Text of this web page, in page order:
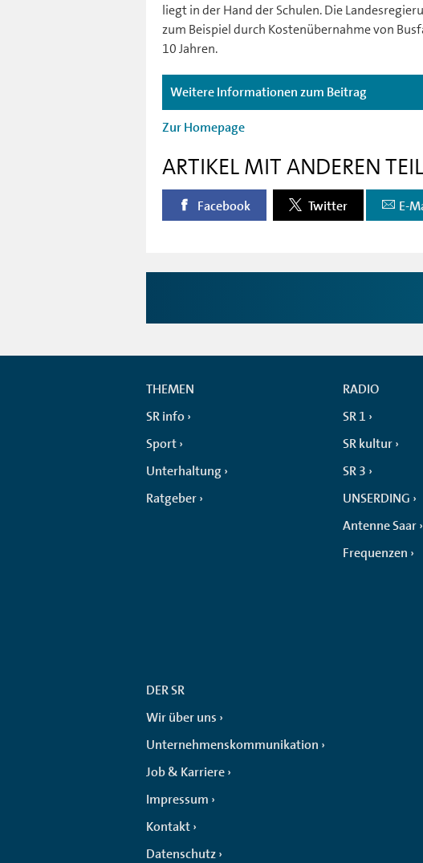
liegt in der Hand der Schulen. Die
zum Beispiel durch Kostenübernahme von
10 Jahren.
Weitere Informationen zum Beitrag
Zur Homepage
ARTIKEL MIT ANDEREN
Facebook Twitter E-
THEMEN
SR info
Sport
Unterhaltung
Ratgeber
RADIO
SR 1
SR kultur
SR 3
UNSERDING
Antenne Saar
Frequenzen
DER SR
Wir über uns
Unternehmenskommunikation
Job & Karriere
Impressum
Kontakt
Datenschutz